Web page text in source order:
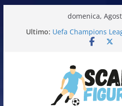
domenica,
Ultimo: Uefa Champions
Fifa World Cup 2026
Calciatori Serie B